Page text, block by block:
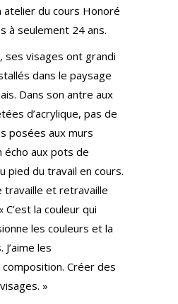
atelier du cours Honoré
à seulement 24 ans.
ses visages ont grandi
dans le paysage
Dans son antre aux
d’acrylique, pas de
posées aux murs
écho aux pots de
pied du travail en cours.
travaille et retravaille
la couleur qui
les couleurs et la
les
Créer des
»